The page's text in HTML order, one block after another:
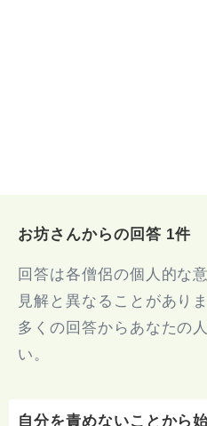
お坊さんからの回答 1件
回答は各僧侶の個人的な
見解と異なることがありま
多くの回答からあなたの
い。
自分を責めないことから